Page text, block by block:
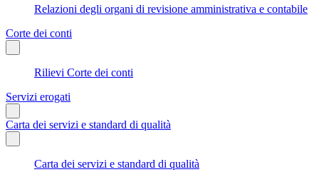
Relazioni degli organi di revisione amministrativa e contabile
Corte dei conti
Rilievi Corte dei conti
Servizi erogati
Carta dei servizi e standard di qualità
Carta dei servizi e standard di qualità